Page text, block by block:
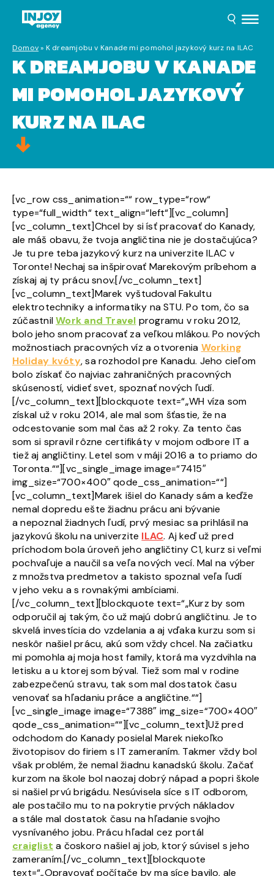
Domov» K dreamjobu v Kanade mi pomohol jazykový kurz na ILAC
K DREAMJOBU V KANADE
MI POMOHOL JAZYKOVÝ
KURZ NA ILAC
[vc_row css_animation=““ row_type=“row“
type=“full_width“ text_align=“left“][vc_column]
[vc_column_text]Chcel by si ísť pracovať do Kanady,
ale máš obavu, že tvoja angličtina nie je dostačujúca?
Je tu pre teba jazykový kurz na univerzite ILAC v
Toronte! Nechaj sa inšpirovať Marekovým príbehom a
získaj aj ty prácu snov.[/vc_column_text]
[vc_column_text]Marek vyštudoval Fakultu
elektrotechniky a informatiky na STU. Po tom, čo sa
zúčastnilWork and Travel programu v roku 2012,
bolo jeho snom pracovať za veľkou mlákou. Po nových
možnostiach pracovných víz a otvorenia Working
Holiday kvóty, sa rozhodol pre Kanadu. Jeho cieľom
bolo získať čo najviac zahraničných pracovných
skúseností, vidieť svet, spoznať nových ľudí.
[/vc_column_text][blockquote text=“„WH víza som
získal už v roku 2014, ale mal som šťastie, že na
odcestovanie som mal čas až 2 roky. Za tento čas
som si spravil rôzne certifikáty v mojom odbore IT a
tiež aj angličtiny. Letel som v máji 2016 a to priamo do
Toronta.““][vc_single_image image=“7415″
img_size=“700×400″ qode_css_animation=““]
[vc_column_text]Marek išiel do Kanady sám a keďže
nemal dopredu ešte žiadnu prácu ani bývanie
a nepoznal žiadnych ľudí, prvý mesiac sa prihlásil na
jazykovú školu na univerzite ILAC. Aj keď už pred
príchodom bola úroveň jeho angličtiny C1, kurz si veľmi
pochvaľuje a naučil sa veľa nových vecí. Mal na výber
z množstva predmetov a takisto spoznal veľa ľudí
v jeho veku a s rovnakými ambíciami.
[/vc_column_text][blockquote text=“„Kurz by som
odporučil aj takým, čo už majú dobrú angličtinu. Je to
skvelá investícia do vzdelania a aj vďaka kurzu som si
neskôr našiel prácu, akú som vždy chcel. Na začiatku
mi pomohla aj moja host family, ktorá ma vyzdvihla na
letisku a u ktorej som býval. Tiež som mal v rodine
zabezpečenú stravu, tak som mal dostatok času
venovať sa hľadaniu práce a angličtine.““]
[vc_single_image image=“7388″ img_size=“700×400″
qode_css_animation=““][vc_column_text]Už pred
odchodom do Kanady posielal Marek niekoľko
životopisov do firiem s IT zameraním. Takmer vždy bol
však problém, že nemal žiadnu kanadskú školu. Začať
kurzom na škole bol naozaj dobrý nápad a popri škole
si našiel prvú brigádu. Nesúvisela síce s IT odborom,
ale postačilo mu to na pokrytie prvých nákladov
a stále mal dostatok času na hľadanie svojho
vysnívaného jobu. Prácu hľadal cez portál
craiglist a čoskoro našiel aj job, ktorý súvisel s jeho
zameraním.[/vc_column_text][blockquote
text=“„Opravovať počítače by ma síce bavilo, ale